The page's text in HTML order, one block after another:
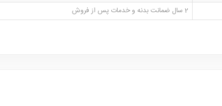
2 سال ضمانت بدنه و خدمات پس از فروش